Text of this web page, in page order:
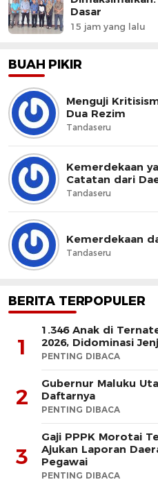
Dasar
15 jam yang lalu
BUAH PIKIR
Menguji
Dua Rezim
Tandaseru
Kemerdekaan
Catatan dari
Tandaseru
Kemerdekaan
Tandaseru
BERITA TERPOPULER
1
1.346 Anak di
2026, Didominasi
PENTING DIBACA
2
Gubernur Maluku
Daftarnya
PENTING DIBACA
3
Gaji PPPK Morotai
Ajukan Laporan
Pegawai
PENTING DIBACA